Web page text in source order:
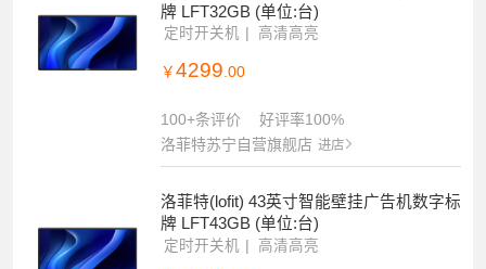
牌 LFT32GB (单位:台)
定时开关机 高清高亮
￥ 4299 .00
100+条评价
好评率100%
洛菲特苏宁自营旗舰店 进店
洛菲特(lofit) 43英寸智能壁挂广告机数字标
牌 LFT43GB (单位:台)
定时开关机 高清高亮